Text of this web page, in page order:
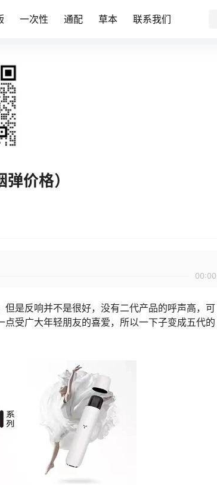
一次性 通配 草本 联系我们
价格）
00:00
是反响并不是很好，没有二代产品的呼声高，可
受广大年轻朋友的喜爱，所以一下子变成五代的